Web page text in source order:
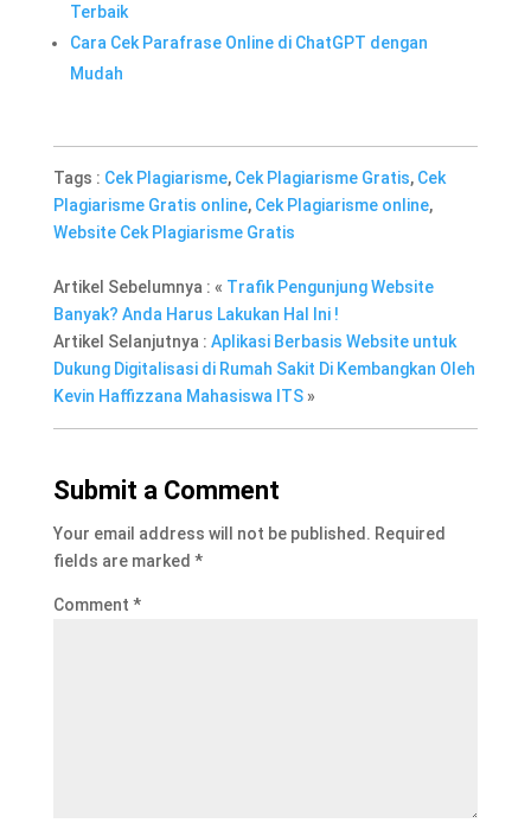
Terbaik
Cara Cek Parafrase Online di ChatGPT dengan
Mudah
Tags : Cek Plagiarisme, Cek Plagiarisme Gratis, Cek
Plagiarisme Gratis online, Cek Plagiarisme online,
Website Cek Plagiarisme Gratis
Artikel Sebelumnya : « Trafik Pengunjung Website
Banyak? Anda Harus Lakukan Hal Ini !
Artikel Selanjutnya : Aplikasi Berbasis Website untuk
Dukung Digitalisasi di Rumah Sakit Di Kembangkan Oleh
Kevin Haffizzana Mahasiswa ITS»
Submit a Comment
Your email address will not be published. Required
fields are marked *
Comment *